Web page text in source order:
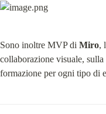
Sono inoltre MVP di Miro,
collaborazione visuale,
formazione per ogni tipo di